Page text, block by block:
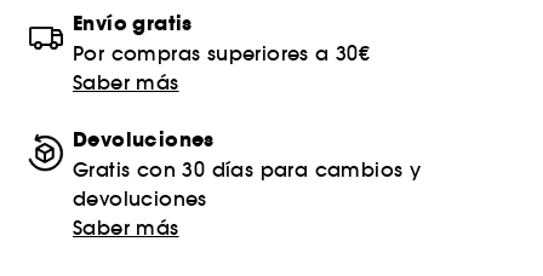
Envío gratis
Por compras superiores a 30€
Saber más
Devoluciones
Gratis con 30 días para cambios y
devoluciones
Saber más